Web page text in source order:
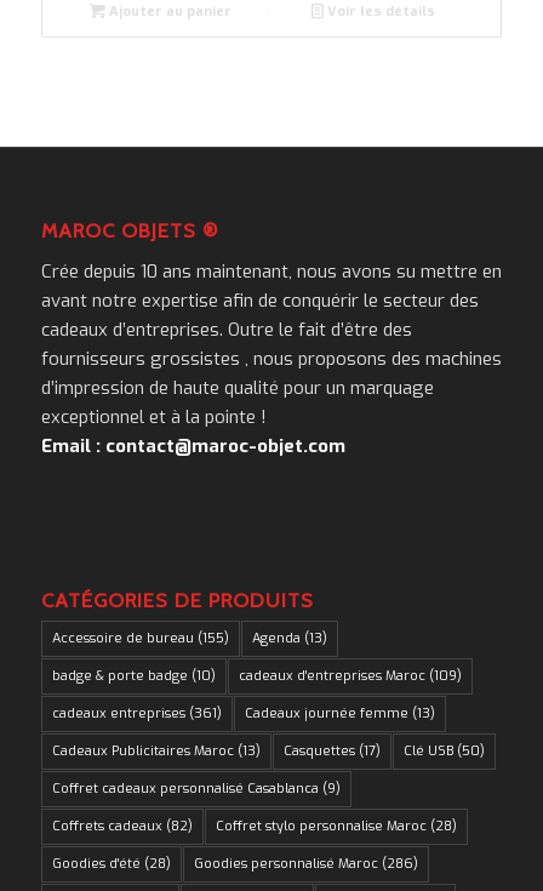
Ajouter au panier Voir les détails
MAROC OBJETS ®
Crée depuis 10 ans maintenant, nous avons su mettre en
avant notre expertise afin de conquérir le secteur des
cadeaux d’entreprises. Outre le fait d’être des
fournisseurs grossistes , nous proposons des machines
d’impression de haute qualité pour un marquage
exceptionnel et à la pointe !
Email : contact@maroc-objet.com
CATÉGORIES DE PRODUITS
Accessoire de bureau (155) Agenda (13)
badge & porte badge (10) cadeaux d'entreprises Maroc(109)
cadeaux entreprises(361) Cadeaux journée femme (13)
Cadeaux Publicitaires Maroc(13) Casquettes(17) Clé USB(50)
Coffret cadeaux personnalisé Casablanca (9)
Coffrets cadeaux (82) Coffret stylo personnalise Maroc(28)
Goodies d'été (28) Goodies personnalisé Maroc(286)